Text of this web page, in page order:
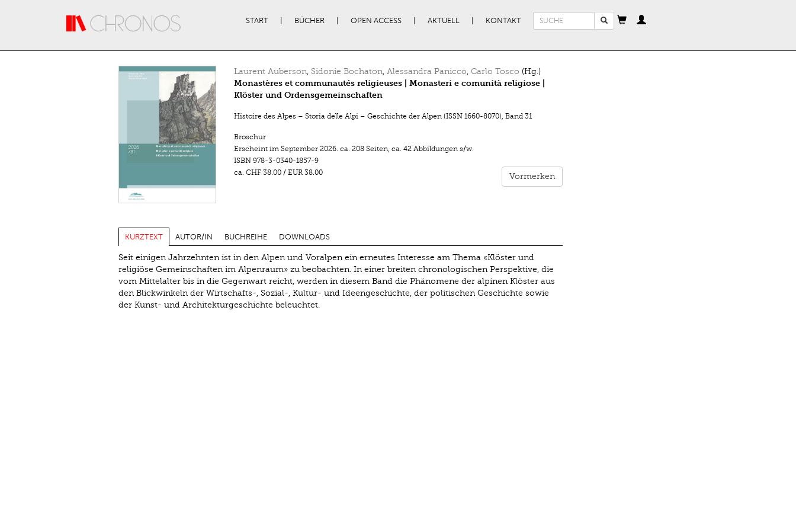
START BÜCHER OPEN ACCESS AKTUELL KONTAKT
Suchformular
Laurent Auberson, Sidonie Bochaton, Alessandra Panicco, Carlo Tosco (Hg.)
Monastères et communautés religieuses | Monasteri e comunità religiose |
Klöster und Ordensgemeinschaften
Histoire des Alpes – Storia delle Alpi – Geschichte der Alpen (ISSN 1660-8070), Band 31
Broschur
Erscheint im September 2026. ca. 208 Seiten, ca. 42 Abbildungen s/w.
ISBN 978-3-0340-1857-9
ca. CHF 38.00/ EUR 38.00 Vormerken
KURZTEXT AUTOR/IN BUCHREIHE DOWNLOADS
Seit einigen Jahrzehnten ist in den Alpen und Voralpen ein erneutes Interesse am Thema «Klöster und
religiöse Gemeinschaften im Alpenraum» zu beobachten. In einer breiten chronologischen Perspektive, die
vom Mittelalter bis in die Gegenwart reicht, werden in diesem Band die Phänomene der alpinen Klöster aus
den Blickwinkeln der Wirtschafts-, Sozial-, Kultur- und Ideengeschichte, der politischen Geschichte sowie
der Kunst- und Architekturgeschichte beleuchtet.